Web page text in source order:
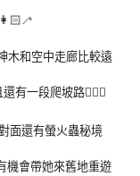
木和空中走廊比較遠
有一段爬坡路🧗🏻‍♀️
機會帶她來舊地重遊